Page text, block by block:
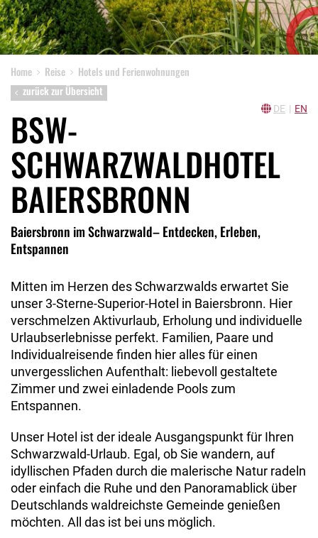
Home Reise
Hotels und Ferienwohnungen
zurück zur Übersicht
DE | EN
BSW-
SCHWARZWALDHOTEL
BAIERSBRONN
Baiersbronn im Schwarzwald– Entdecken, Erleben,
Entspannen
Mitten im Herzen des Schwarzwalds erwartet Sie
unser 3-Sterne-Superior-Hotel in Baiersbronn. Hier
verschmelzen Aktivurlaub, Erholung und individuelle
Urlaubserlebnisse perfekt. Familien, Paare und
Individualreisende finden hier alles für einen
unvergesslichen Aufenthalt: liebevoll gestaltete
Zimmer und zwei einladende Pools zum
Entspannen.
Unser Hotel ist der ideale Ausgangspunkt für Ihren
Schwarzwald-Urlaub. Egal, ob Sie wandern, auf
idyllischen Pfaden durch die malerische Natur radeln
oder einfach die Ruhe und den Panoramablick über
Deutschlands waldreichste Gemeinde genießen
möchten. All das ist bei uns möglich.